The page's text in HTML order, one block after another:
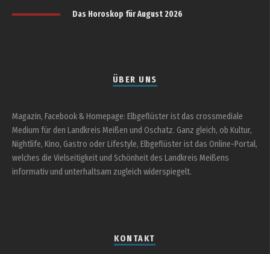
Das Horoskop für August 2026
ÜBER UNS
Magazin, Facebook & Homepage: Elbgeflüster ist das crossmediale
Medium für den Landkreis Meißen und Oschatz. Ganz gleich, ob Kultur,
Nightlife, Kino, Gastro oder Lifestyle, Elbgeflüster ist das Online-Portal,
welches die Vielseitigkeit und Schönheit des Landkreis Meißens
informativ und unterhaltsam zugleich widerspiegelt.
KONTAKT